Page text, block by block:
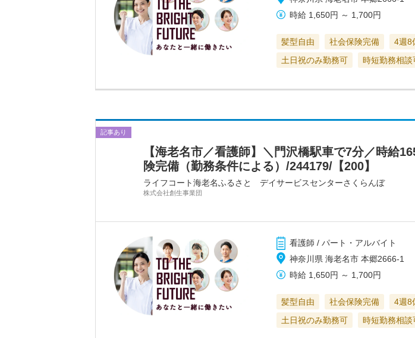
時給 1,650円 ～ 1,700円
髪型自由 社会保険完備 4週8
土日祝のみ勤務可
時短勤務相談
記事あり
【海老名市／看護師】＼門沢橋駅車で7分／時給
険完備（勤務条件による）/244179/【200】
ライフコート海老名ふるさと デイサービスセンターさくらんぼ
株式会社創生事業団
看護師 / パート・アルバイト
神奈川県 海老名市 本郷2666-1
時給 1,650円 ～ 1,700円
髪型自由 社会保険完備 4週8
土日祝のみ勤務可
時短勤務相談